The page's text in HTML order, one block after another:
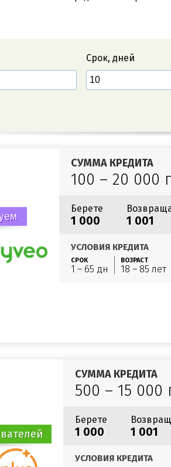
Срок, дней
СУММА КРЕДИТА
100 – 20 000
Берете
1 000 1 001
УСЛОВИЯ КРЕДИТА
СРОК
1 – 65 дн
ВОЗРАСТ
18 – 85 лет
СУММА КРЕДИТА
500 – 15 000
Берете
1 000 1 001
УСЛОВИЯ КРЕДИТА